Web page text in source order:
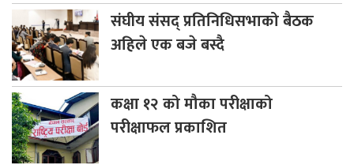
संघीयसंसद् प्रतिनिधिसभाको बैठक
अहिले एक बजे बस्दै
कक्षा१२ को मौका परीक्षाको
परीक्षाफल प्रकाशित